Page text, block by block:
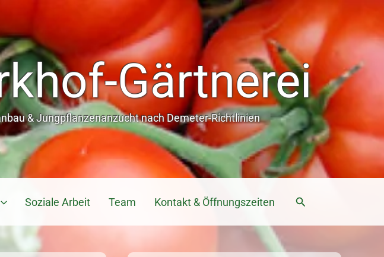
Gärtnerei
& Jungpflanzenanzucht nach Demeter-Richtlinien
Soziale Arbeit Team Kontakt & Öffnungszeiten Suchen